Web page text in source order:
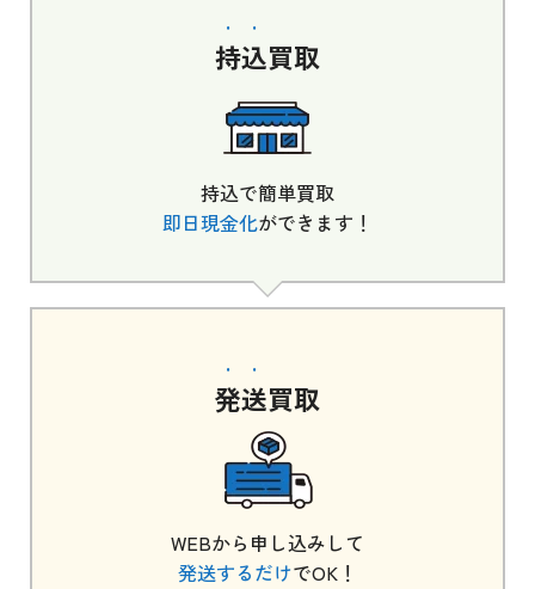
持込買取
持込で簡単買取
即日現金化ができます！
発送買取
WEBから申し込みして
発送するだけでOK！